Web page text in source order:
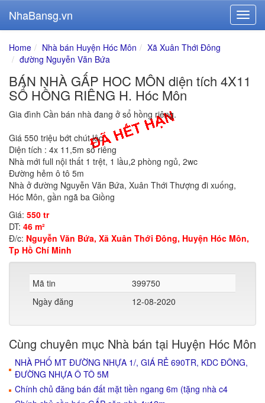
NhaBansg.vn
Home Nhà bán Huyện Hóc Môn
Xã Xuân Thới Đông
đường Nguyễn Văn Bứa
BÁN NHÀ GẤP HOC MÔN diện tích 4X11
SỔ HỒNG RIÊNG H. Hóc Môn
Gia đình Cần bán nhà đang ở sổ hồng riêng.
Giá 550 triệu bớt chút lộc
Diện tích : 4x 11,5m sổ riêng
Nhà mới full nội thất 1 trệt, 1 lầu,2 phòng ngủ, 2wc
Đường hẻm ô tô 5m
Nhà ở đường Nguyễn Văn Bứa, Xuân Thới Thượng đi xuống,
Hóc Môn, gần ngã ba Giồng
Giá: 550 tr
DT: 46 m²
Đ/c: Nguyễn Văn Bứa, Xã Xuân Thới Đông, Huyện Hóc Môn,
Tp Hồ Chí Minh
Mã tin
399750
Ngày đăng
12-08-2020
Cùng chuyên mục Nhà bán tại Huyện Hóc Môn
NHÀ PHỐ MT ĐƯỜNG NHỰA 1/, GIÁ RẺ 690TR, KDC ĐÔNG,
ĐƯỜNG NHỰA Ô TÔ 5M
Chính chủ đăng bán đất mặt tiền ngang 6m (tặng nhà c4